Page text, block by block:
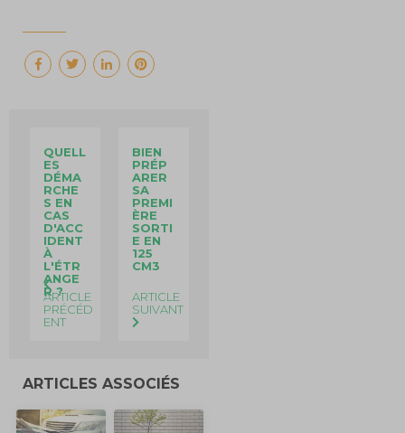
QUELL
ES
DÉMA
RCHE
S EN
CAS
D'ACC
IDENT
À
L'ÉTR
ANGE
R ?
ARTICLE
PRÉCÉD
ENT
BIEN
PRÉP
ARER
SA
PREMI
ÈRE
SORTI
E EN
125
CM3
ARTICLE
SUIVANT
ARTICLES ASSOCIÉS